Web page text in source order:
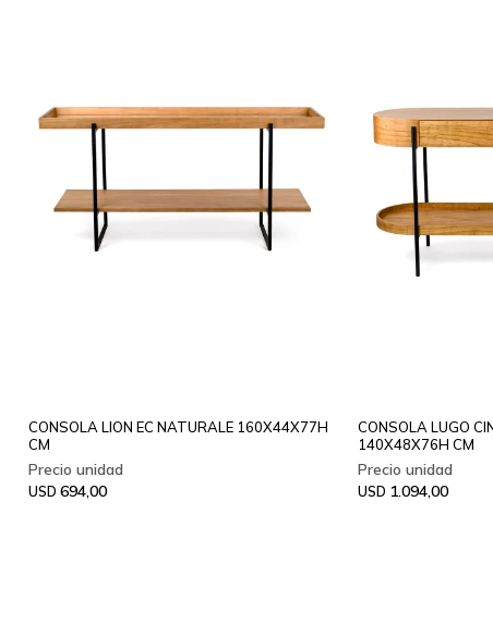
CONSOLA LION EC NATURALE 160X44X77H
CM
USD 694,00
CONSOLA LUGO
140X48X76H CM
USD 1.094,00